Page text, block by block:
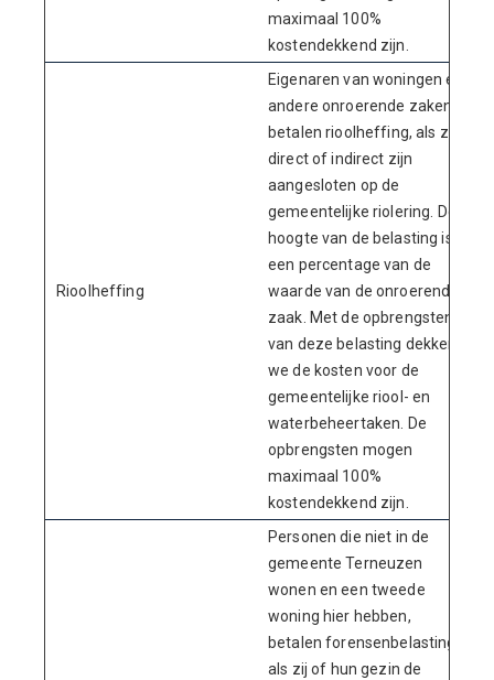
maximaal 100%
kostendekkend zijn.
Rioolheffing
Eigenaren van woningen en
andere onroerende zaken
betalen rioolheffing, als ze
direct of indirect zijn
aangesloten op de
gemeentelijke riolering. De
hoogte van de belasting is
een percentage van de
waarde van de onroerende
zaak. Met de opbrengsten
van deze belasting dekken
we de kosten voor de
gemeentelijke riool- en
waterbeheertaken. De
opbrengsten mogen
maximaal 100%
kostendekkend zijn.
Personen die niet in de
gemeente Terneuzen
wonen en een tweede
woning hier hebben,
betalen forensenbelasting
als zij of hun gezin de